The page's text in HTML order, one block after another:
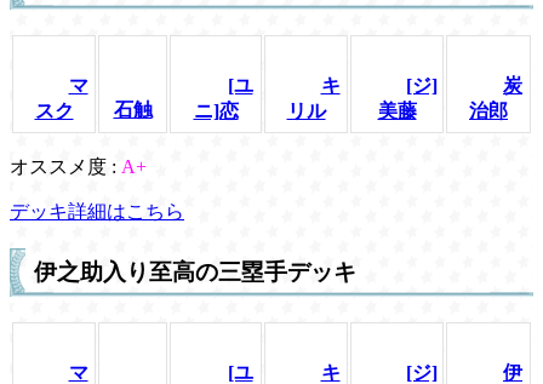
マ
スク
石触
[ユ
ニ]恋
キ
リル
[ジ]
美藤
炭
治郎
オススメ度 : A+
デッキ詳細はこちら
伊之助入り至高の三塁手デッキ
マ
[ユ
キ
[ジ]
伊